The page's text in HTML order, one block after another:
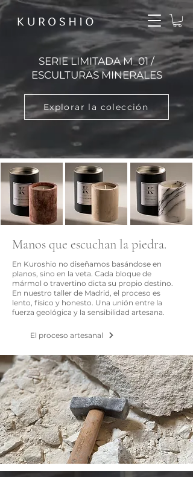
SERIE LIMITADA M_01 /
ESCULTURAS MINERALES
Explorar la colección
Sublime
Tangerine
Flower
Mint
&
Basil
Manos que escuchan la piedra.
En Kuroshio no diseñamos basándose en
planos, sino en la veta. Cada bloque de
mármol o travertino dicta su propio destino.
En nuestro taller de Madrid, el proceso es
lento, físico y honesto. Una unión entre la
fuerza geológica y la sensibilidad artesana.
El proceso artesanal